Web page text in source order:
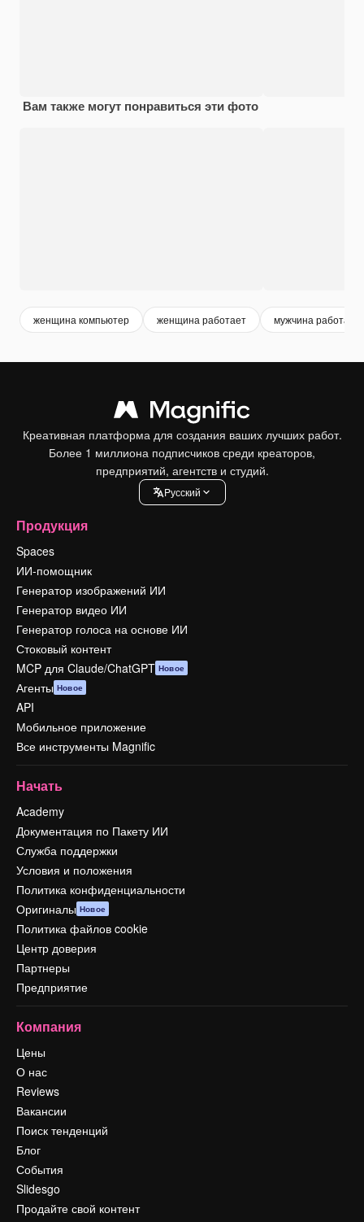
Вам также могут понравиться эти фото
женщина компьютер женщина работает мужчина работает
Креативная платформа для создания ваших лучших работ.
Более 1 миллиона подписчиков среди креаторов,
предприятий, агентств и студий.
Pусский
Продукция
Spaces
ИИ-помощник
Генератор изображений ИИ
Генератор видео ИИ
Генератор голоса на основе ИИ
Стоковый контент
MCP для Claude/ChatGPT Новое
Агенты Новое
API
Мобильное приложение
Все инструменты Magnific
Начать
Academy
Документация по Пакету ИИ
Служба поддержки
Условия и положения
Политика конфиденциальности
Оригиналы Новое
Политика файлов cookie
Центр доверия
Партнеры
Предприятие
Компания
Цены
О нас
Reviews
Вакансии
Поиск тенденций
Блог
События
Slidesgo
Продайте свой контент